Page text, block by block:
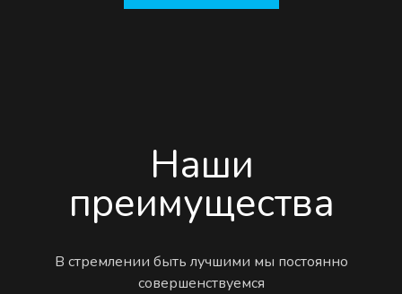
Наши
преимущества
В стремлении быть лучшими мы постоянно
совершенствуемся